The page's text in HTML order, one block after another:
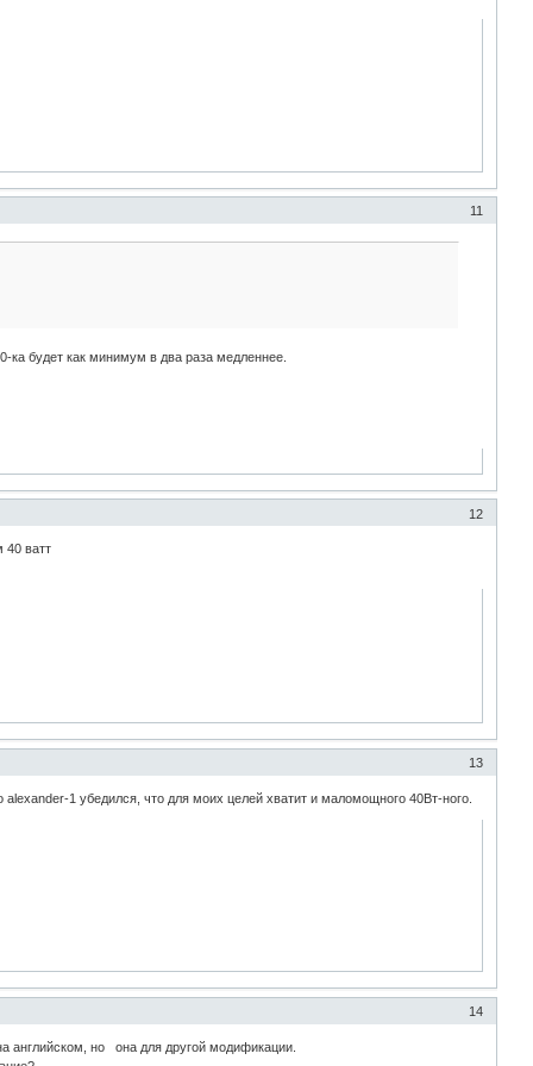
11
ка будет как минимум в два раза медленнее.
12
40 ватт
13
1 убедился, что для моих целей хватит и маломощного 40Вт-ного.
14
английском, но она для другой модификации.